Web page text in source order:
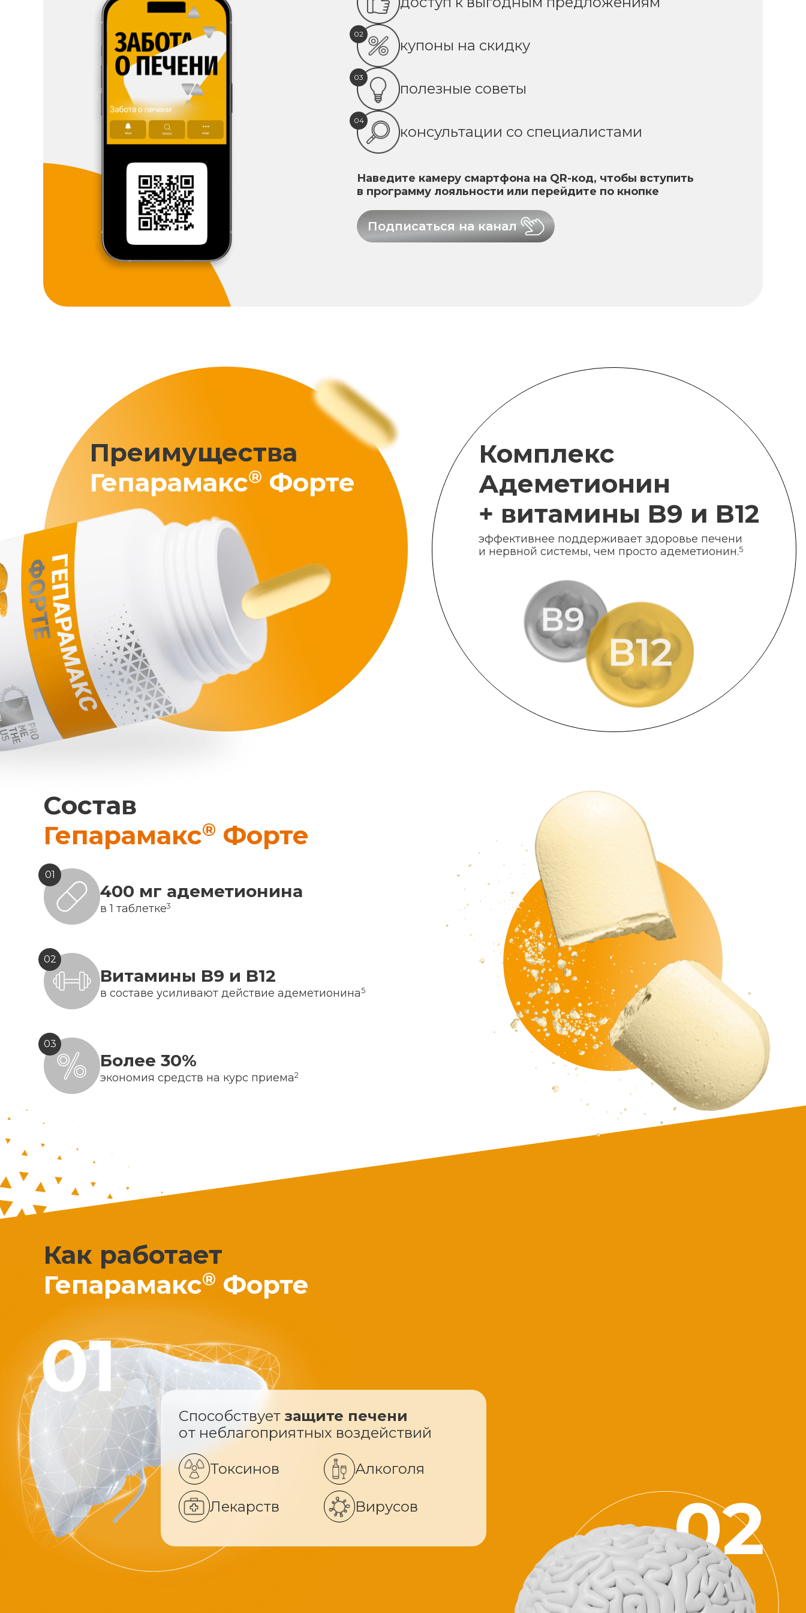
02
купоны на скидку
03
полезные советы
04
консультации со специалистами
Наведите камеру смартфона на QR-код, чтобы вступить
в программу лояльности или перейдите по кнопке
Подписаться на канал
Преимущества
Гепарамакс® Форте
Комплекс
Адеметионин
+ витамины B9 и B12
эффективнее поддерживает здоровье печени
и нервной системы, чем просто адеметионин.5
Состав
Гепарамакс® Форте
01
400 мг адеметионина
в 1 таблетке3
02
Витамины B9 и B12
в составе усиливают действие адеметионина5
03
Более 30%
экономия средств на курс приема2
Как работает
Гепарамакс® Форте
Способствует защите печени
от неблагоприятных воздействий
Токсинов Алкоголя
Лекарств Вирусов